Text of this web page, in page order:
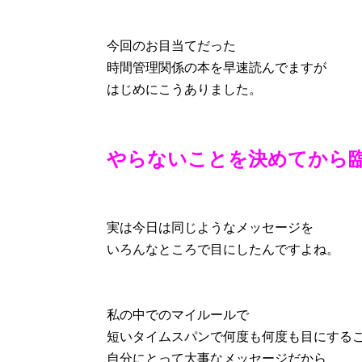
今回のお目当てだった
時間管理関係の本を早速読んでますが
はじめにこうありました。
やらないことを決めてから
実は今日は同じようなメッセージを
いろんなところで目にしたんですよね。
私の中でのマイルールで
短いタイムスパンで何度も何度も目にする
自分にとって大事なメッセージだから